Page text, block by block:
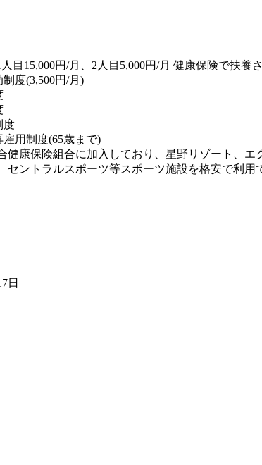
目15,000円/月、2人目5,000円/月 健康保険で扶養
度(3,500円/月)
度
用制度(65歳まで)
康保険組合に加入しており、星野リゾート、
セントラルスポーツ等スポーツ施設を格安で利用
日